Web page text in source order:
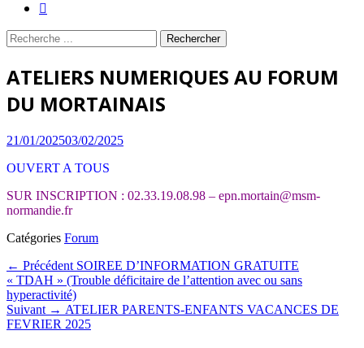
Recherche
Rechercher :
ATELIERS NUMERIQUES AU FORUM
DU MORTAINAIS
Posted
21/01/202503/02/2025
OUVERT A TOUS
SUR INSCRIPTION : 02.33.19.08.98 – epn.mortain@msm-
normandie.fr
Catégories Forum
Navigation
de
l’article
← Précédent Article
précédent :
SOIREE D’INFORMATION GRATUITE
« TDAH » (Trouble déficitaire de l’attention avec ou sans
hyperactivité)
Suivant → Article
suivant :
ATELIER PARENTS-ENFANTS VACANCES DE
FEVRIER 2025